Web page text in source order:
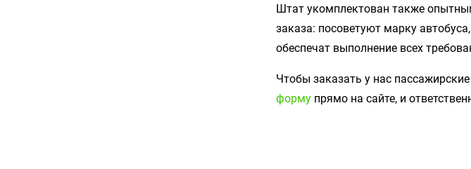
Штат укомплектован также
заказа: посоветуют марку
обеспечат выполнение всех
Чтобы заказать у нас
формупрямо на сайте, и